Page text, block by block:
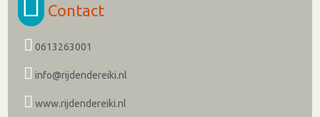
Contact
0613263001
info@rijdendereiki.nl
www.rijdendereiki.nl